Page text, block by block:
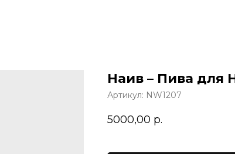
Наив – Пива для
Артикул: NW1207
5000,00 р.